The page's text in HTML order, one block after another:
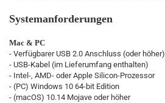
Systemanforderungen
Mac & PC
- Verfügbarer USB 2.0 Anschluss (oder höher)
- USB-Kabel (im Lieferumfang enthalten)
- Intel-, AMD- oder Apple Silicon-Prozessor
- (PC) Windows 10 64-bit Edition
- (macOS) 10.14 Mojave oder höher